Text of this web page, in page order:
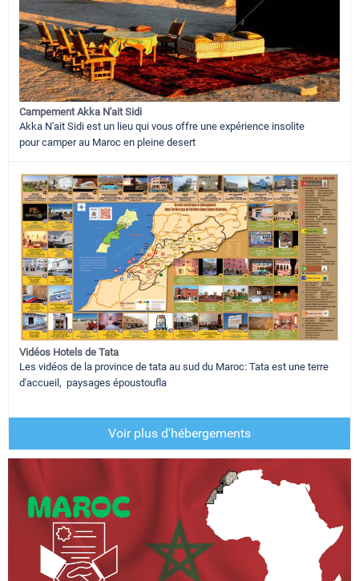
Campement Akka N'ait Sidi
Akka N'ait Sidi est un lieu qui vous offre une expérience insolite
pour camper au Maroc en pleine desert
Vidéos Hotels de Tata
Les vidéos de la province de tata au sud du Maroc: Tata est une terre
d'accueil, paysages époustoufla
Voir plus d'hébergements